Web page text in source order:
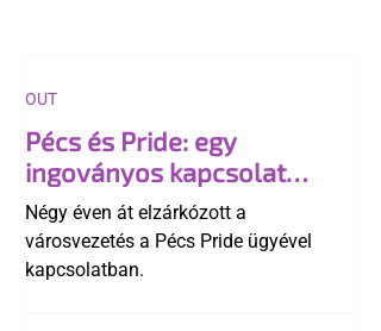
Pécs és Pride: egy
ingoványos kapcsolat
története
Négy éven át elzárkózott a
városvezetés a Pécs Pride ügyével
kapcsolatban.
OUT